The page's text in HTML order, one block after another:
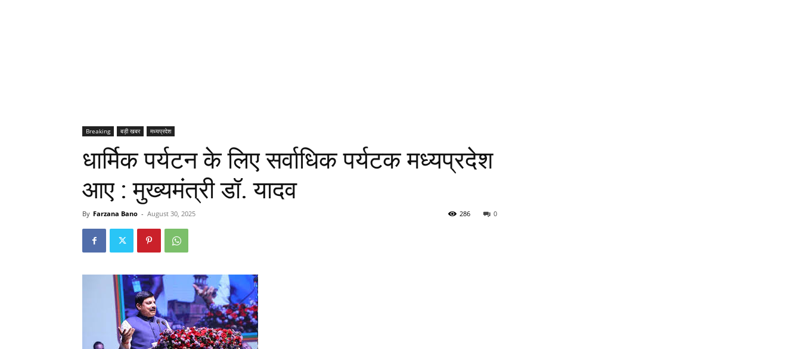
Breaking बड़ी खबर मध्यप्रदेश
धार्मिक पर्यटन के लिए सर्वाधिक पर्यटक मध्यप्रदेश
आए : मुख्यमंत्री डॉ. यादव
By Farzana Bano - August 30, 2025 0
286